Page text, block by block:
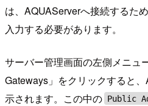
は、AQUAServerへ接続するた
入力する必要があります。
サーバー管理画面の左側メニ
Gateways」をクリックすると
示されます。この中の Public